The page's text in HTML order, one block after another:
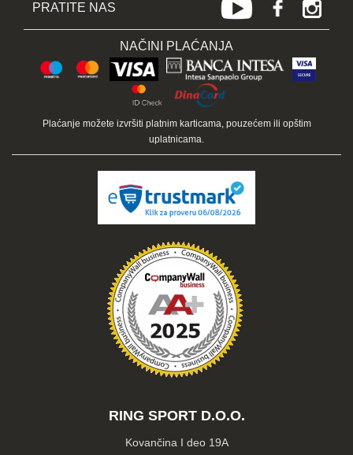
PRATITE NAS
NAČINI PLAĆANJA
Plaćanje možete izvršiti platnim karticama, pouzećem ili opštim
uplatnicama.
RING SPORT D.O.O.
Kovančina I deo 19A